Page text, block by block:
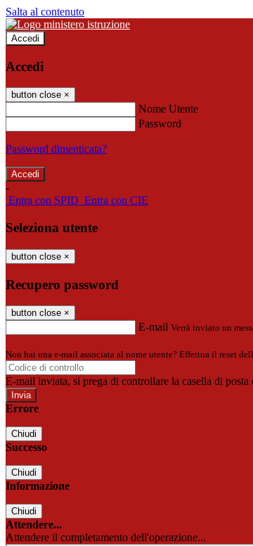
Salta al contenuto
Accedi
Accedi
button close ×
Nome Utente
Password
Password dimenticata?
-
Entra con SPID Entra con CIE
Seleziona utente
button close ×
Recupero password
button close ×
E-mail Verrà inviato un
Non hai una e-mail associata al nome utente? Effettua il reset
E-mail inviata, si prega di controllare la casella di posta
Errore
Chiudi
Successo
Chiudi
Informazione
Chiudi
Attendere...
Attendere il completamento dell'operazione...